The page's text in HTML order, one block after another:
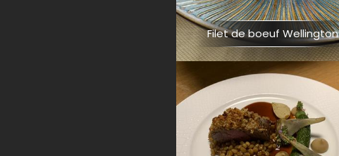
Filet de boeuf Wellington